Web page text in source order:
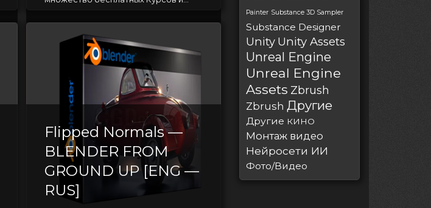
Flipped Normals —
BLENDER FROM
GROUND UP [ENG —
RUS]
Painter Substance 3D Sampler
Substance Designer
Unity Unity Assets
Unreal Engine
Unreal Engine
Assets Zbrush
Zbrush Другие
Другие КИНО
Монтаж видео
Нейросети ИИ
Фото/Видео